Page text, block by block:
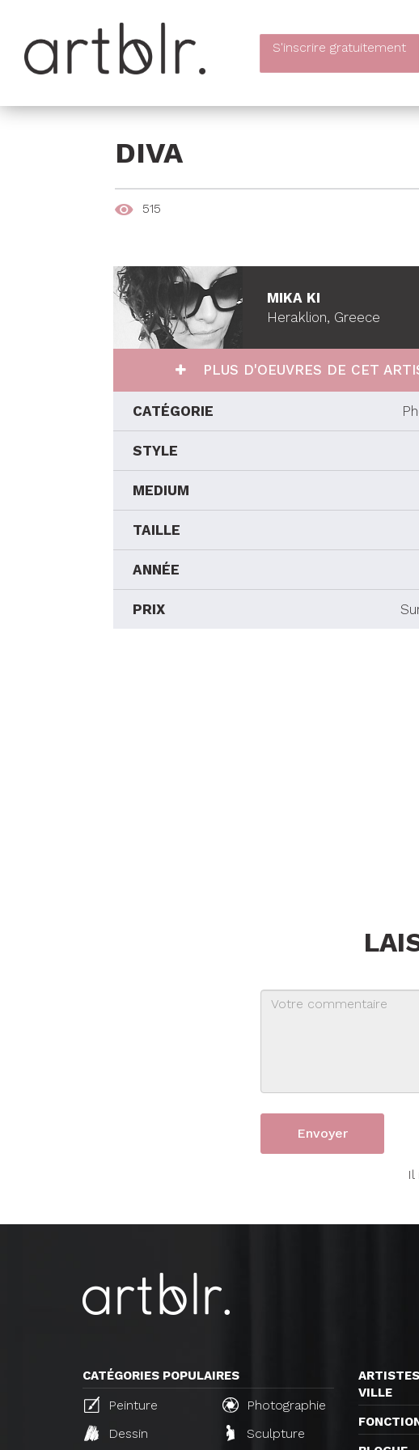
S'inscrire gratuitement
DIVA
515
MIKA KI
Heraklion, Greece
PLUS D'OEUVRES DE CET
CATÉGORIE
STYLE
MEDIUM
TAILLE
ANNÉE
PRIX
Il
CATÉGORIES POPULAIRES
Peinture
Photographie
Dessin
Sculpture
VILLE